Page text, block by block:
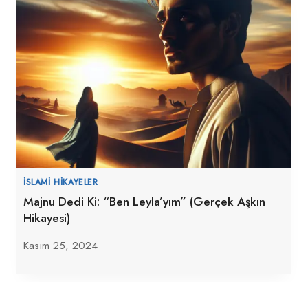
İSLAMI HIKAYELER
Majnu Dedi Ki: “Ben Leyla’yım” (Gerçek Aşkın
Hikayesi)
Kasım 25, 2024